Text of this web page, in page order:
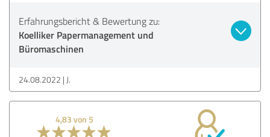
Erfahrungsbericht & Bewertung zu:
Koelliker Papermanagement und
Büromaschinen
24.08.2022 J.
4,83 von 5